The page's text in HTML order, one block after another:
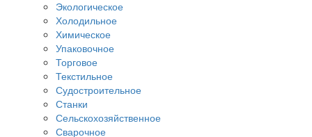
Экологическое
Холодильное
Химическое
Упаковочное
Торговое
Текстильное
Судостроительное
Станки
Сельскохозяйственное
Сварочное